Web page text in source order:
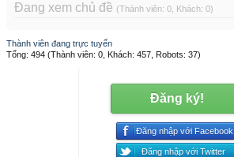
Đang xem chủ đề (Thành viên: 0, Khách: 0)
Thành viên đang trực tuyến
Tổng: 494 (Thành viên: 0, Khách: 457, Robots: 37)
Đăng ký!
Đăng nhập với Facebook
Đăng nhập với Twitter